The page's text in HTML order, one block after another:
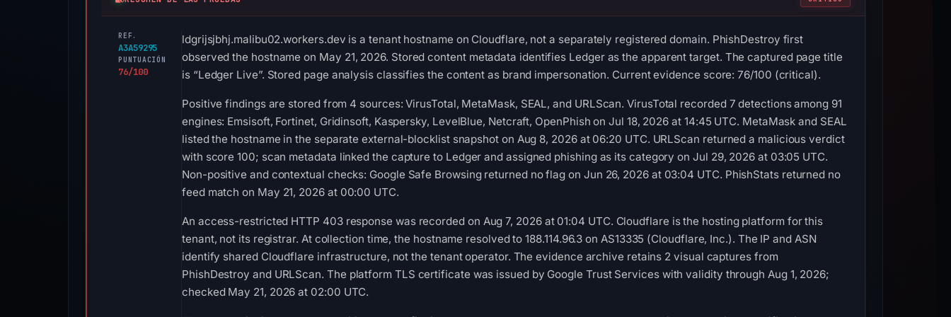
REF.
A3A59295
PUNTUACIÓN
76/100
ldgrijsjbhj.malibu02.workers.dev is a tenant hostname on Cloudflare, not a separately registered domain. PhishDestroy first
observed the hostname on May 21, 2026. Stored content metadata identifies Ledger as the apparent target. The captured page title
is “Ledger Live”. Stored page analysis classifies the content as brand impersonation. Current evidence score: 76/100 (critical).
Positive findings are stored from 4 sources: VirusTotal, MetaMask, SEAL, and URLScan. VirusTotal recorded 7 detections among 91
engines: Emsisoft, Fortinet, Gridinsoft, Kaspersky, LevelBlue, Netcraft, OpenPhish on Jul 18, 2026 at 14:45 UTC. MetaMask and SEAL
listed the hostname in the separate external-blocklist snapshot on Aug 8, 2026 at 06:20 UTC. URLScan returned a malicious verdict
with score 100; scan metadata linked the capture to Ledger and assigned phishing as its category on Jul 29, 2026 at 03:05 UTC.
Non-positive and contextual checks: Google Safe Browsing returned no flag on Jun 26, 2026 at 03:04 UTC. PhishStats returned no
feed match on May 21, 2026 at 00:00 UTC.
An access-restricted HTTP 403 response was recorded on Aug 7, 2026 at 01:04 UTC. Cloudflare is the hosting platform for this
tenant, not its registrar. At collection time, the hostname resolved to 188.114.96.3 on AS13335 (Cloudflare, Inc.). The IP and ASN
identify shared Cloudflare infrastructure, not the tenant operator. The evidence archive retains 2 visual captures from
PhishDestroy and URLScan. The platform TLS certificate was issued by Google Trust Services with validity through Aug 1, 2026;
checked May 21, 2026 at 02:00 UTC.